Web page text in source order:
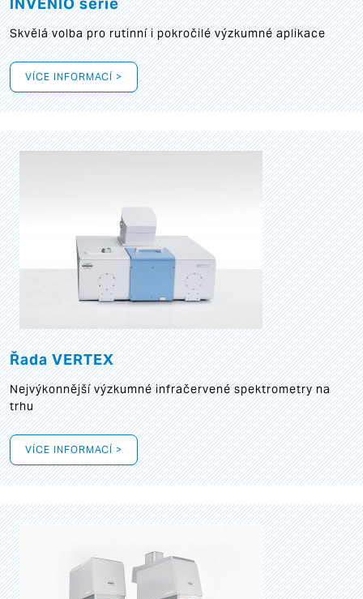
Skvělá volba pro rutinní i pokročilé výzkumné aplikace
VÍCE INFORMACÍ >
Řada VERTEX
Nejvýkonnější výzkumné infračervené spektrometry na
trhu
VÍCE INFORMACÍ >